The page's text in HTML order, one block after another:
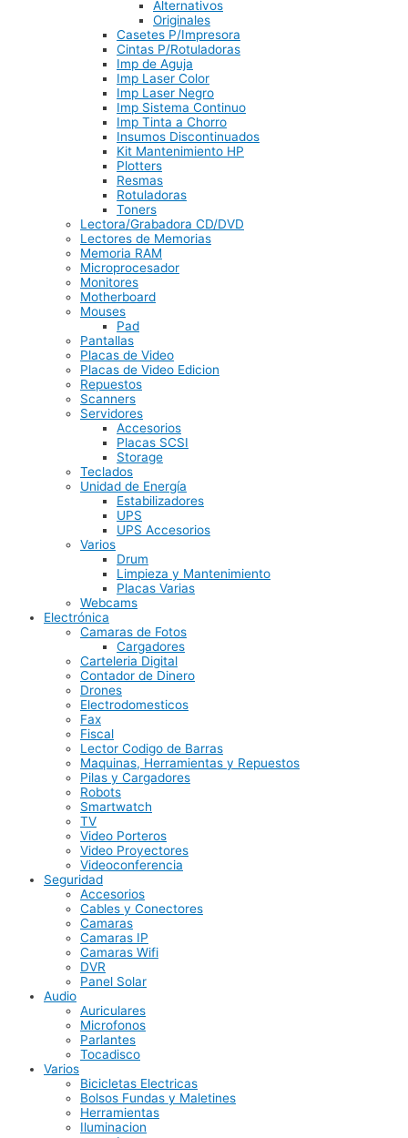
Alternativos
Originales
Casetes P/Impresora
Cintas P/Rotuladoras
Imp de Aguja
Imp Laser Color
Imp Laser Negro
Imp Sistema Continuo
Imp Tinta a Chorro
Insumos Discontinuados
Kit Mantenimiento HP
Plotters
Resmas
Rotuladoras
Toners
Lectora/Grabadora CD/DVD
Lectores de Memorias
Memoria RAM
Microprocesador
Monitores
Motherboard
Mouses
Pad
Pantallas
Placas de Video
Placas de Video Edicion
Repuestos
Scanners
Servidores
Accesorios
Placas SCSI
Storage
Teclados
Unidad de Energía
Estabilizadores
UPS
UPS Accesorios
Varios
Drum
Limpieza y Mantenimiento
Placas Varias
Webcams
Electrónica
Camaras de Fotos
Cargadores
Carteleria Digital
Contador de Dinero
Drones
Electrodomesticos
Fax
Fiscal
Lector Codigo de Barras
Maquinas, Herramientas y Repuestos
Pilas y Cargadores
Robots
Smartwatch
TV
Video Porteros
Video Proyectores
Videoconferencia
Seguridad
Accesorios
Cables y Conectores
Camaras
Camaras IP
Camaras Wifi
DVR
Panel Solar
Audio
Auriculares
Microfonos
Parlantes
Tocadisco
Varios
Bicicletas Electricas
Bolsos Fundas y Maletines
Herramientas
Iluminacion